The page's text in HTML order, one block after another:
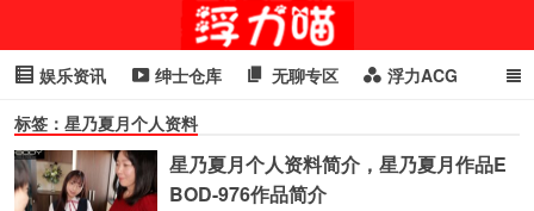
喵星闻
娱乐资讯 绅士仓库 无聊专区 浮力ACG
浮力GIF 明星头条 浮力资讯
cosplay
标签：星乃夏月个人资料
星乃夏月个人资料简介，星乃夏月作品E
BOD-976作品简介